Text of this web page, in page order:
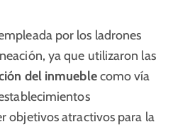
por los ladrones
ya que utilizaron las
del inmueblecomo vía
objetivos atractivos para la